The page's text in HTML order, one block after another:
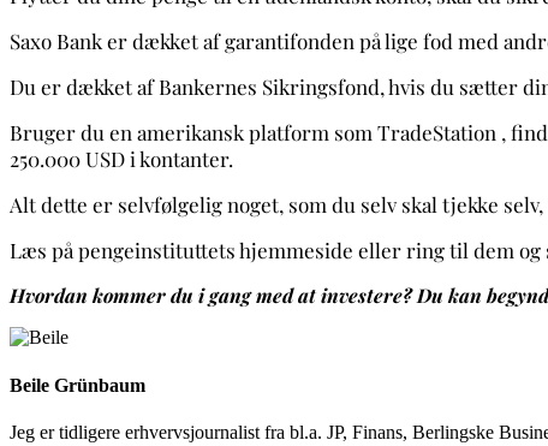
Saxo Bank er dækket af garantifonden på lige fod med
Du er dækket af Bankernes Sikringsfond, hvis du sætter
Bruger du en amerikansk platform som TradeStation ,
250.000 USD i kontanter.
Alt dette er selvfølgelig noget, som du selv skal tjekke
Læs på pengeinstituttets hjemmeside eller ring til dem og
Hvordan kommer du i gang med at investere? Du kan
Beile Grünbaum
Jeg er tidligere erhvervsjournalist fra bl.a. JP, Finans, Berlingske